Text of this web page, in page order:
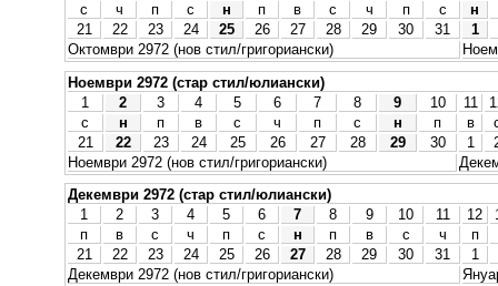
с
ч п с н п в с ч п с
н
21
22 23 24 25 26 27 28 29 30 31
1
Октомври 2972 (нов стил/григориански)
Ноември 2972 (стар стил/юлиански)
1
2 3 4 5 6 7 8 9 10 11
с
н п в с ч п с н п в
21
22 23 24 25 26 27 28 29 30 1
Ноември 2972 (нов стил/григориански)
Декември 2972 (стар стил/юлиански)
1
2 3 4 5 6 7 8 9 10 11 12
п
в с ч п с н п в с ч
п
21
22 23 24 25 26 27 28 29 30 31
1
Декември 2972 (нов стил/григориански)